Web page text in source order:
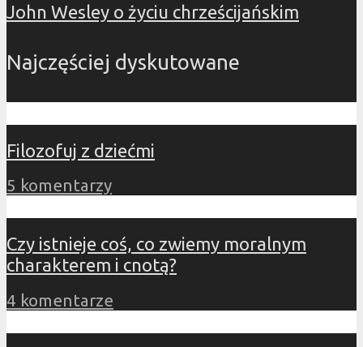
John Wesley o życiu chrześcijańskim
Najczęściej dyskutowane
Filozofuj z dziećmi
5 komentarzy
Czy istnieje coś, co zwiemy moralnym
charakterem i cnotą?
4 komentarze